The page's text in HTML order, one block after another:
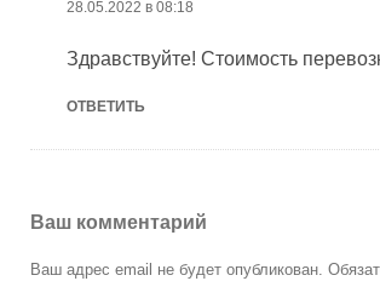
28.05.2022 в 08:18
Здравствуйте! Стоимость
ОТВЕТИТЬ
Ваш комментарий
Ваш адрес email не будет опубликован.